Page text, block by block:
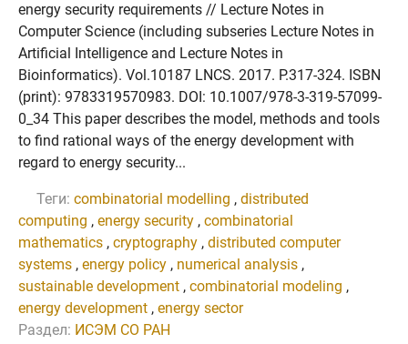
energy security requirements // Lecture Notes in
Computer Science (including subseries Lecture Notes in
Artificial Intelligence and Lecture Notes in
Bioinformatics). Vol.10187 LNCS. 2017. P.317-324. ISBN
(print): 9783319570983. DOI: 10.1007/978-3-319-57099-
0_34 This paper describes the model, methods and tools
to find rational ways of the energy development with
regard to energy security...
Теги: combinatorial modelling , distributed
computing , energy security , combinatorial
mathematics , cryptography , distributed computer
systems , energy policy , numerical analysis ,
sustainable development , combinatorial modeling ,
energy development , energy sector
Раздел: ИСЭМ СО РАН